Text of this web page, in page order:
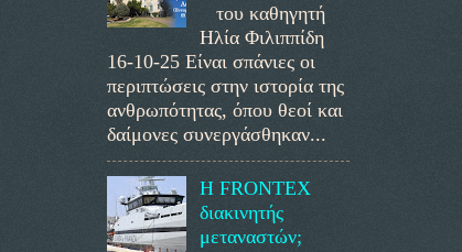
του καθηγητή
Ηλία Φιλιππίδη
16-10-25 Είναι σπάνιες οι
περιπτώσεις στην ιστορία της
ανθρωπότητας, όπου θεοί και
δαίμονες συνεργάσθηκαν...
Η FRONTEX
διακινητής
μεταναστών;